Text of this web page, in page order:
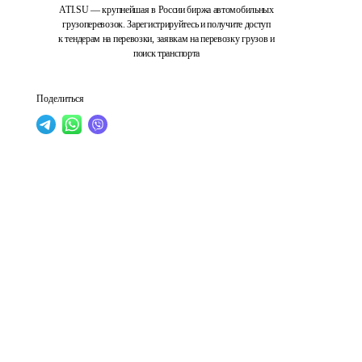
ATI.SU — крупнейшая в России биржа автомобильных
грузоперевозок. Зарегистрируйтесь и получите доступ
к тендерам на перевозки, заявкам на перевозку грузов и
поиск транспорта
Поделиться